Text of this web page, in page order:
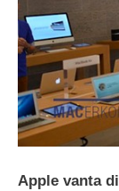
Apple vanta